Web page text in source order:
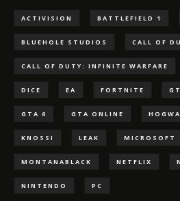
ACTIVISION BATTLEFIELD 1
BLUEHOLE STUDIOS CALL OF
CALL OF DUTY: INFINITE WARFARE
DICE EA FORTNITE
GTA 6 GTA ONLINE
KNOSSI LEAK MICROSOFT
MONTANABLACK NETFLIX
NINTENDO PC